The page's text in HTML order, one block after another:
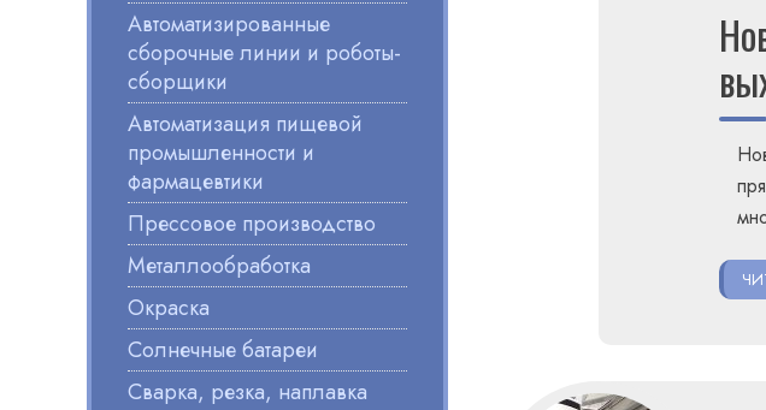
Автоматизированные
сборочные линии и роботы-
сборщики
Автоматизация пищевой
промышленности и
фармацевтики
Прессовое производство
Металлообработка
Окраска
Солнечные батареи
Сварка, резка, наплавка